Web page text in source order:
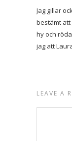
Jag gillar
bestämt
hy och
jag att
LEAVE A